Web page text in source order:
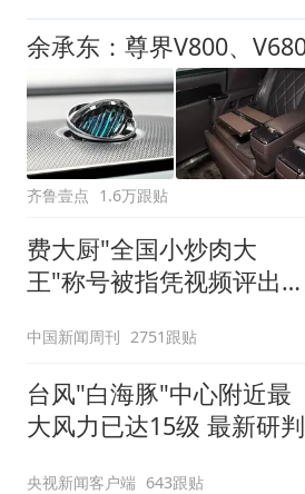
齐鲁壹点 1.6万跟贴
费大厨"全国小炒肉大
王"称号被指凭视频评出
中国新闻周刊 2751跟贴
台风"白海豚"中心附近最
大风力已达15级 最新研判
央视新闻客户端 643跟贴